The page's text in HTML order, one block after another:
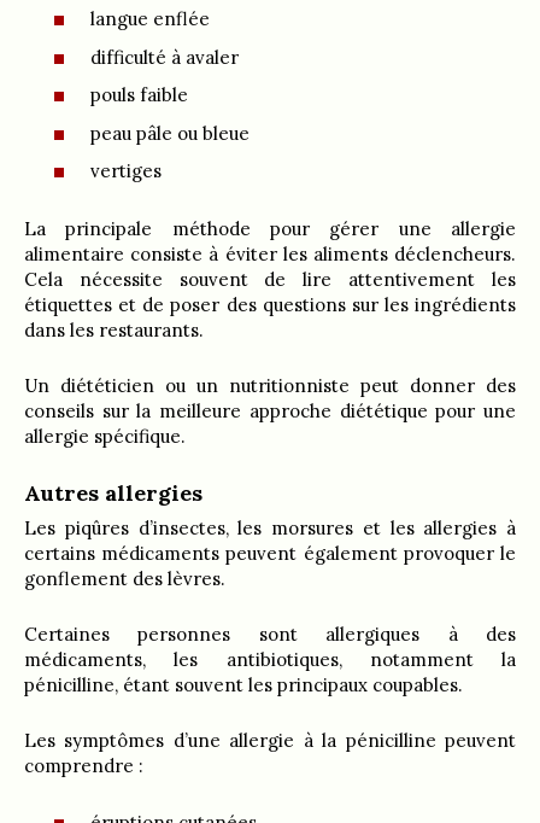
langue enflée
difficulté à avaler
pouls faible
peau pâle ou bleue
vertiges
La principale méthode pour gérer une allergie
alimentaire consiste à éviter les aliments déclencheurs.
Cela nécessite souvent de lire attentivement les
étiquettes et de poser des questions sur les ingrédients
dans les restaurants.
Un diététicien ou un nutritionniste peut donner des
conseils sur la meilleure approche diététique pour une
allergie spécifique.
Autres allergies
Les piqûres d’insectes, les morsures et les allergies à
certains médicaments peuvent également provoquer le
gonflement des lèvres.
Certaines personnes sont allergiques à des
médicaments, les antibiotiques, notamment la
pénicilline, étant souvent les principaux coupables.
Les symptômes d’une allergie à la pénicilline peuvent
comprendre :